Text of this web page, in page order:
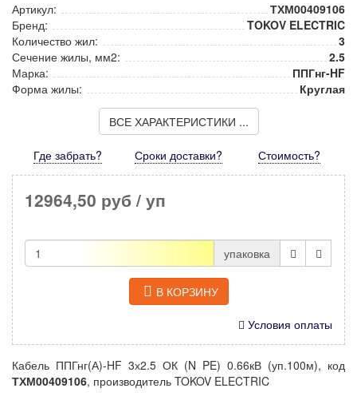
Артикул:
ТХМ00409106
Бренд:
TOKOV ELECTRIC
Количество жил:
3
Сечение жилы, мм2:
2.5
Марка:
ППГнг-HF
Форма жилы:
Круглая
ВСЕ ХАРАКТЕРИСТИКИ ...
Где забрать? Сроки доставки? Стоимость?
12964,50 руб / уп
упаковка
В КОРЗИНУ
Условия оплаты
Кабель ППГнг(А)-HF 3х2.5 ОК (N PE) 0.66кВ (уп.100м), код
ТХМ00409106, производитель TOKOV ELECTRIC